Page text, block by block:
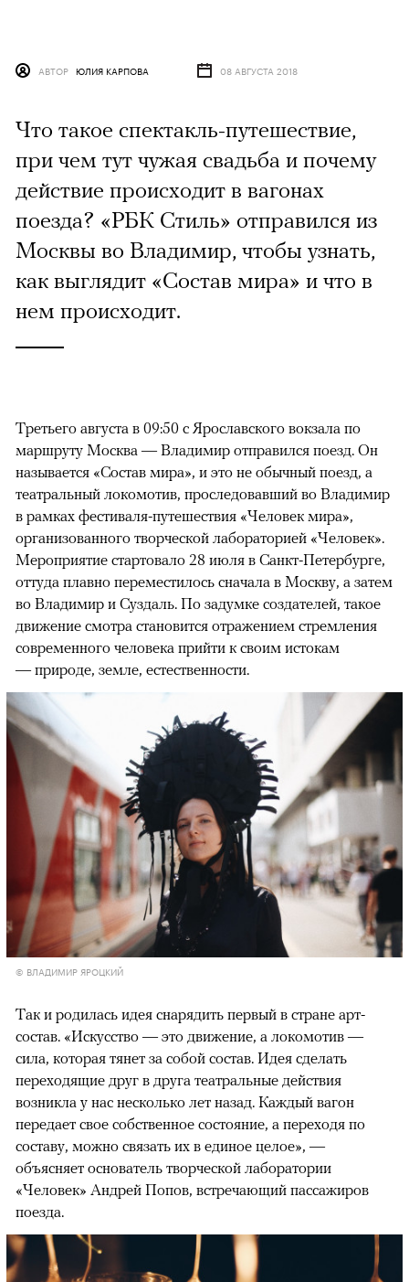
АВТОР ЮЛИЯ КАРПОВА 08 АВГУСТА 2018
Что такое спектакль-путешествие,
при чем тут чужая свадьба и почему
действие происходит в вагонах
поезда? «РБК Стиль» отправился из
Москвы во Владимир, чтобы узнать,
как выглядит «Состав мира» и что в
нем происходит.
Третьего августа в 09:50 с Ярославского вокзала по
маршруту Москва — Владимир отправился поезд. Он
называется «Состав мира», и это не обычный поезд, а
театральный локомотив, проследовавший во Владимир
в рамках фестиваля-путешествия «Человек мира»,
организованного творческой лабораторией «Человек».
Мероприятие стартовало 28 июля в Санкт-Петербурге,
оттуда плавно переместилось сначала в Москву, а затем
во Владимир и Суздаль. По задумке создателей, такое
движение смотра становится отражением стремления
современного человека прийти к своим истокам
— природе, земле, естественности.
© ВЛАДИМИР ЯРОЦКИЙ
Так и родилась идея снарядить первый в стране арт-
состав. «Искусство — это движение, а локомотив —
сила, которая тянет за собой состав. Идея сделать
переходящие друг в друга театральные действия
возникла у нас несколько лет назад. Каждый вагон
передает свое собственное состояние, а переходя по
составу, можно связать их в единое целое», —
объясняет основатель творческой лаборатории
«Человек» Андрей Попов, встречающий пассажиров
поезда.